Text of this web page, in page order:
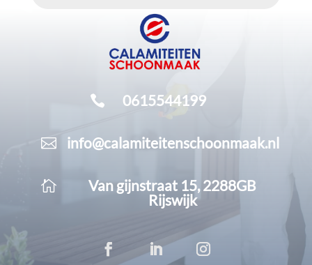
 0615544199
 info@calamiteitenschoonmaak.nl

Van gijnstraat 15, 2288GB
Rijswijk